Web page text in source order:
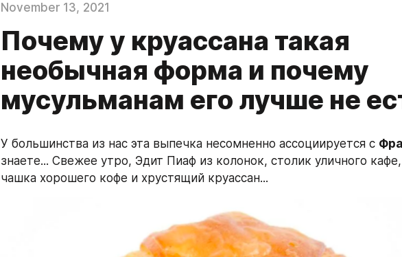
November 13, 2021
Почему у круассана такая
необычная форма и почему
мусульманам его лучше не
У большинства из нас эта выпечка несомненно ассоциируется с
знаете... Свежее утро, Эдит Пиаф из колонок, столик уличного
чашка хорошего кофе и хрустящий круассан...